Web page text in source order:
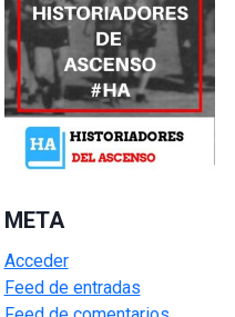
META
Acceder
Feed de entradas